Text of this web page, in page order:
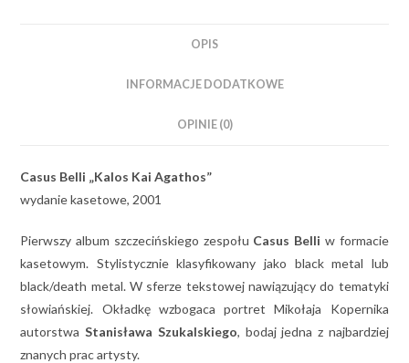
OPIS
INFORMACJE DODATKOWE
OPINIE (0)
Casus Belli „Kalos Kai Agathos”
wydanie kasetowe, 2001
Pierwszy album szczecińskiego zespołu Casus Belli w formacie
kasetowym. Stylistycznie klasyfikowany jako black metal lub
black/death metal. W sferze tekstowej nawiązujący do tematyki
słowiańskiej. Okładkę wzbogaca portret Mikołaja Kopernika
autorstwaStanisława Szukalskiego, bodaj jedna z najbardziej
znanych prac artysty.